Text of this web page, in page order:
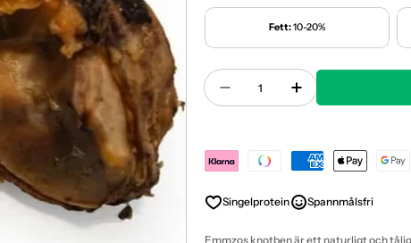
Fett:10-20%
Antal
Minska Antal För
Öka Antal För
Payment
methods
Singelprotein Spannmålsfri
Emmzos knotben är ett naturligt och